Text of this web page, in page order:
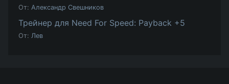
От: Александр Свешников
Трейнер для Need For Speed: Payback +5
От: Лев